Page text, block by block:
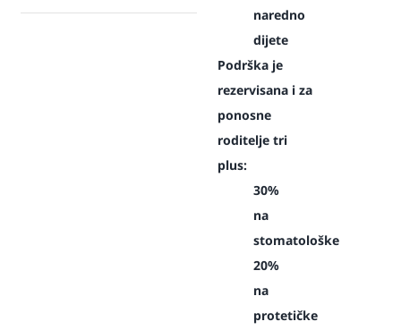
naredno
dijete
Podrška je
rezervisana i za
ponosne
roditelje tri
plus:
30%
na
stomatološke
20%
na
protetičke